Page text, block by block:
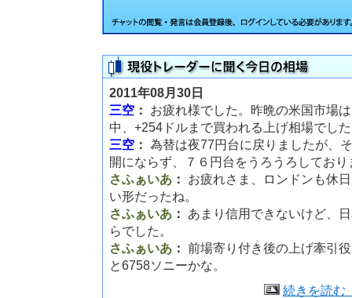
2011年08月30日
三空 ：
お疲れ様でした。昨晩の米国市場
中、+254ドルまで買われる上げ相場でし
三空 ： 為替は夜77円台に戻りましたが、
開にならず、７６円台をうろうろしており
さふぁいあ ：
お疲れさま、ロンドンも休
い形だったね。
さふぁいあ ：
あまり信用できないけど、
らでした。
さふぁいあ ： 前場寄り付き後の上げ牽引
と6758ソニーかな。
続きを読む